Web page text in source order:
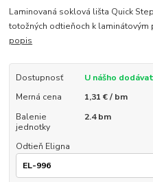
Laminovaná soklová lišta Quick
totožných odtieňoch k laminátovým
popis
Dostupnosť
U nášho
Merná cena
1,31 € / bm
Balenie
jednotky
2.4 bm
Odtieň Eligna